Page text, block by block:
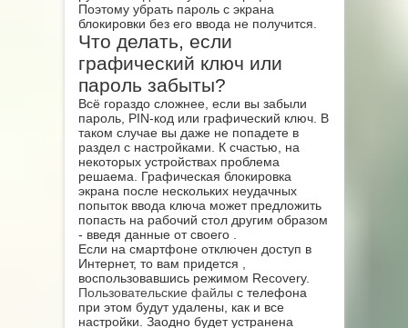
Поэтому убрать пароль с экрана
блокировки без его ввода не получится.
Что делать, если
графический ключ или
пароль забыты?
Всё гораздо сложнее, если вы забыли
пароль, PIN-код или графический ключ. В
таком случае вы даже не попадете в
раздел с настройками. К счастью, на
некоторых устройствах проблема
решаема. Графическая блокировка
экрана после нескольких неудачных
попыток ввода ключа может предложить
попасть на рабочий стол другим образом
- введя данные от своего .
Если на смартфоне отключен доступ в
Интернет, то вам придется ,
воспользовавшись режимом Recovery.
Пользовательские файлы с телефона
при этом будут удалены, как и все
настройки. Заодно будет устранена